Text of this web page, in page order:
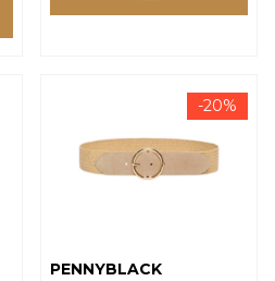
-20%
PENNYBLACK